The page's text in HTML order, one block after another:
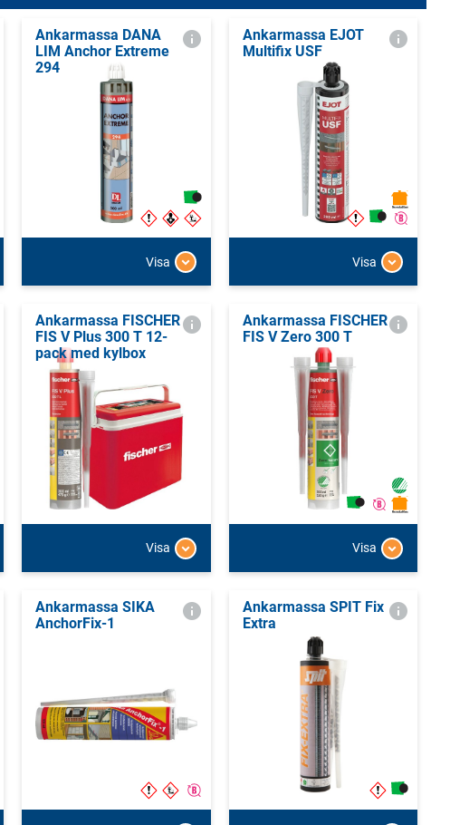
Ankarmassa DANA
LIM Anchor Extreme
294
Visa
Ankarmassa EJOT
Multifix USF
Visa
Ankarmassa FISCHER
FIS V Plus 300 T 12-
pack med kylbox
Visa
Ankarmassa FISCHER
FIS V Zero 300 T
Visa
Ankarmassa SIKA
AnchorFix-1
Ankarmassa SPIT Fix
Extra